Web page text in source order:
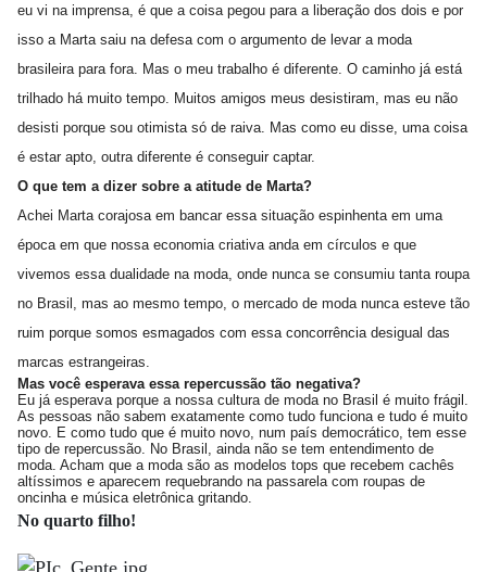
eu vi na imprensa, é que a coisa pegou para a liberação dos dois e por
isso a Marta saiu na defesa com o argumento de levar a moda
brasileira para fora. Mas o meu trabalho é diferente. O caminho já está
trilhado há muito tempo. Muitos amigos meus desistiram, mas eu não
desisti porque sou otimista só de raiva. Mas como eu disse, uma coisa
é estar apto, outra diferente é conseguir captar.
O que tem a dizer sobre a atitude de Marta?
Achei Marta corajosa em bancar essa situação espinhenta em uma
época em que nossa economia criativa anda em círculos e que
vivemos essa dualidade na moda, onde nunca se consumiu tanta roupa
no Brasil, mas ao mesmo tempo, o mercado de moda nunca esteve tão
ruim porque somos esmagados com essa concorrência desigual das
marcas estrangeiras.
Mas você esperava essa repercussão tão negativa?
Eu já esperava porque a nossa cultura de moda no Brasil é muito frágil.
As pessoas não sabem exatamente como tudo funciona e tudo é muito
novo. E como tudo que é muito novo, num país democrático, tem esse
tipo de repercussão. No Brasil, ainda não se tem entendimento de
moda. Acham que a moda são as modelos tops que recebem cachês
altíssimos e aparecem requebrando na passarela com roupas de
oncinha e música eletrônica gritando.
No quarto filho!